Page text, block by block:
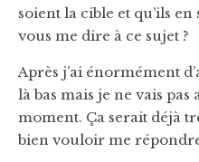
soient la cible et qu’ils
vous me dire à ce sujet ?
Après j’ai énormément
là bas mais je ne vais
moment. Ça serait déjà
bien vouloir me